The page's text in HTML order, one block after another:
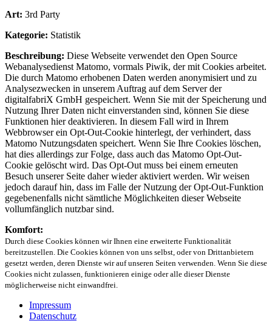
Art: 3rd Party
Kategorie: Statistik
Beschreibung: Diese Webseite verwendet den Open Source
Webanalysedienst Matomo, vormals Piwik, der mit Cookies arbeitet.
Die durch Matomo erhobenen Daten werden anonymisiert und zu
Analysezwecken in unserem Auftrag auf dem Server der
digitalfabriX GmbH gespeichert. Wenn Sie mit der Speicherung und
Nutzung Ihrer Daten nicht einverstanden sind, können Sie diese
Funktionen hier deaktivieren. In diesem Fall wird in Ihrem
Webbrowser ein Opt-Out-Cookie hinterlegt, der verhindert, dass
Matomo Nutzungsdaten speichert. Wenn Sie Ihre Cookies löschen,
hat dies allerdings zur Folge, dass auch das Matomo Opt-Out-
Cookie gelöscht wird. Das Opt-Out muss bei einem erneuten
Besuch unserer Seite daher wieder aktiviert werden. Wir weisen
jedoch darauf hin, dass im Falle der Nutzung der Opt-Out-Funktion
gegebenenfalls nicht sämtliche Möglichkeiten dieser Webseite
vollumfänglich nutzbar sind.
Komfort:
Durch diese Cookies können wir Ihnen eine erweiterte Funktionalität
bereitzustellen. Die Cookies können von uns selbst, oder von Drittanbietern
gesetzt werden, deren Dienste wir auf unseren Seiten verwenden. Wenn Sie diese
Cookies nicht zulassen, funktionieren einige oder alle dieser Dienste
möglicherweise nicht einwandfrei.
Impressum
Datenschutz